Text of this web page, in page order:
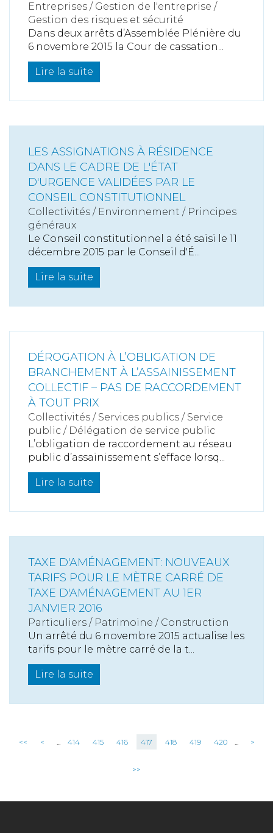
Entreprises / Gestion de l'entreprise /
Gestion des risques et sécurité
Dans deux arrêts d’Assemblée Plénière du
6 novembre 2015 la Cour de cassation...
Lire la suite
LES ASSIGNATIONS À RÉSIDENCE
DANS LE CADRE DE L'ÉTAT
D'URGENCE VALIDÉES PAR LE
CONSEIL CONSTITUTIONNEL
Collectivités / Environnement / Principes
généraux
Le Conseil constitutionnel a été saisi le 11
décembre 2015 par le Conseil d'É...
Lire la suite
DÉROGATION À L’OBLIGATION DE
BRANCHEMENT À L’ASSAINISSEMENT
COLLECTIF – PAS DE RACCORDEMENT
À TOUT PRIX
Collectivités / Services publics / Service
public / Délégation de service public
L’obligation de raccordement au réseau
public d’assainissement s’efface lorsq...
Lire la suite
TAXE D'AMÉNAGEMENT: NOUVEAUX
TARIFS POUR LE MÈTRE CARRÉ DE
TAXE D'AMÉNAGEMENT AU 1ER
JANVIER 2016
Particuliers / Patrimoine / Construction
Un arrêté du 6 novembre 2015 actualise les
tarifs pour le mètre carré de la t...
Lire la suite
<< < ... 414 415 416 417 418 419 420 ... >
>>